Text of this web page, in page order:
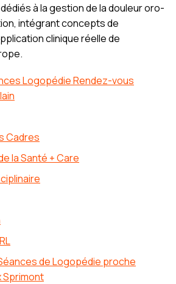
à la gestion de la douleur oro-
intégrant concepts de
clinique réelle de
Logopédie Rendez-vous
Cadres
la Santé + Care
de Logopédie proche
Sprimont